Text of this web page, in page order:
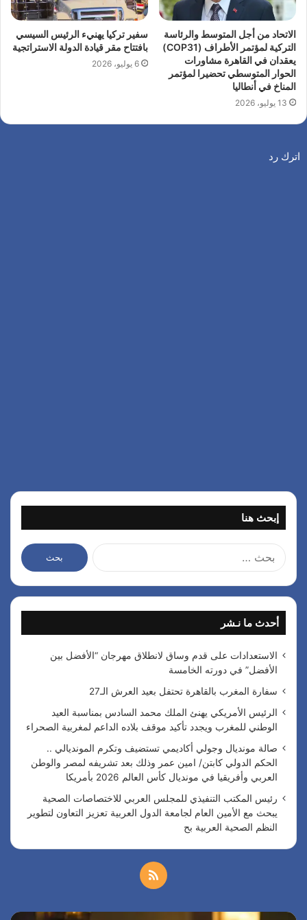
الاتحاد من أجل المتوسط والرئاسة
التركية لمؤتمر الأطراف (COP31)
يعقدان في القاهرة مشاورات
الحوار المتوسطي تحضيرا لمؤتمر
المناخ في أنطاليا
13 يوليو، 2026
سفير تركيا يهنيء الرئيس السيسي
بافتتاح مقر قيادة الدولة الاستراتجية
6 يوليو، 2026
اترك رد
إبحث هنا
ح
ث
ن
:
أحدث ما نـشر
الاستعدادات على قدم وساق لانطلاق مهرجان “الأفضل بين
الأفضل” في دورته الخامسة
سفارة المغرب بالقاهرة تحتفل بعيد العرش الـ27
الرئيس الأمريكي يهنئ الملك محمد السادس بمناسبة العيد
الوطني للمغرب ويجدد تأكيد موقف بلاده الداعم لمغربية الصحراء
صالة مونديال وجولي أكاديمي تستضيف وتكرم المونديالي ..
الحكم الدولي كابتن/ امين عمر وذلك بعد تشريفه لمصر والوطن
العربي وأفريقيا في مونديال كأس العالم 2026 بأمريكا
رئيس المكتب التنفيذي للمجلس العربي للاختصاصات الصحية
يبحث مع الأمين العام لجامعة الدول العربية تعزيز التعاون لتطوير
النظم الصحية العربية بح